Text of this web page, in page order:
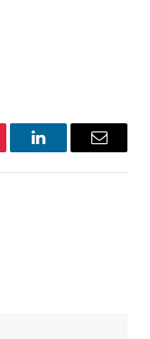
LinkedInEmail